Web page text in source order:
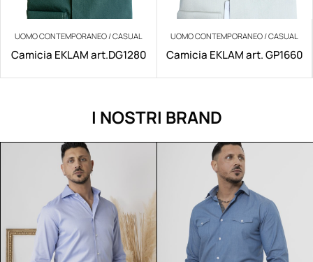
UOMO CONTEMPORANEO / CASUAL
Camicia EKLAM art.DG1280
UOMO CONTEMPORANEO / CASUAL
Camicia EKLAM art. GP1660
I NOSTRI BRAND